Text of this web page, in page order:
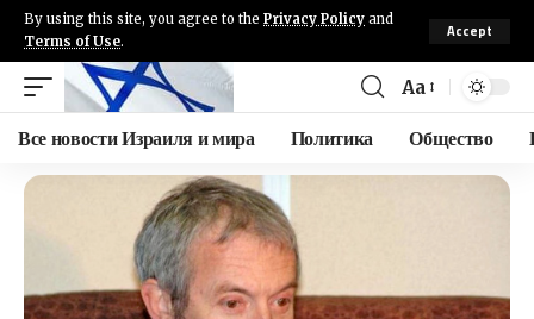
By using this site, you agree to the Privacy Policy and
Terms of Use.
Accept
Aa
Все новости Израиля и мира Политика Общество